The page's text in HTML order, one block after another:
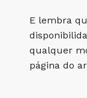
E lembra
qualquer
página do